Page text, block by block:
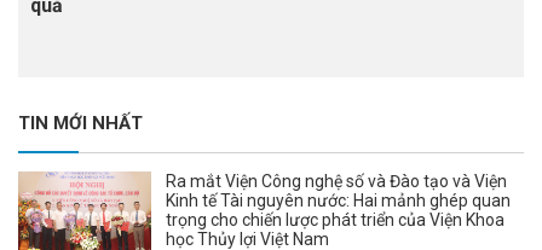
quả
TIN MỚI NHẤT
Ra mắt Viện Công nghệ số và Đào tạo và Viện
Kinh tế Tài nguyên nước: Hai mảnh ghép quan
trọng cho chiến lược phát triển của Viện Khoa
học Thủy lợi Việt Nam